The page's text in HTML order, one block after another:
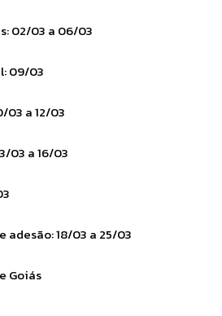
02/03 a 06/03
09/03
03 a 12/03
03 a 16/03
adesão: 18/03 a 25/03
Goiás